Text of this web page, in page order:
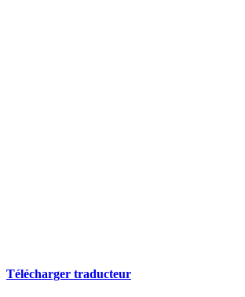
Télécharger traducteur